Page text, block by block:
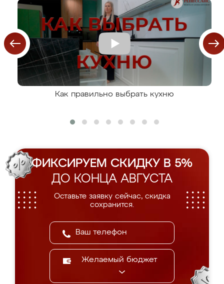
Как правильно выбрать кухню
ФИКСИРУЕМ СКИДКУ В 5%
ДО КОНЦА АВГУСТА
Оставьте заявку сейчас, скидка
сохранится.
Желаемый бюджет